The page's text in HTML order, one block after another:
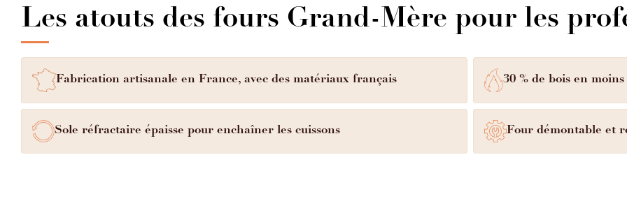
Les atouts des fours Grand-Mère pour les
Fabrication artisanale en France, avec des matériaux français 30 % de bois en
Sole réfractaire épaisse pour enchaîner les cuissons Four démontable et